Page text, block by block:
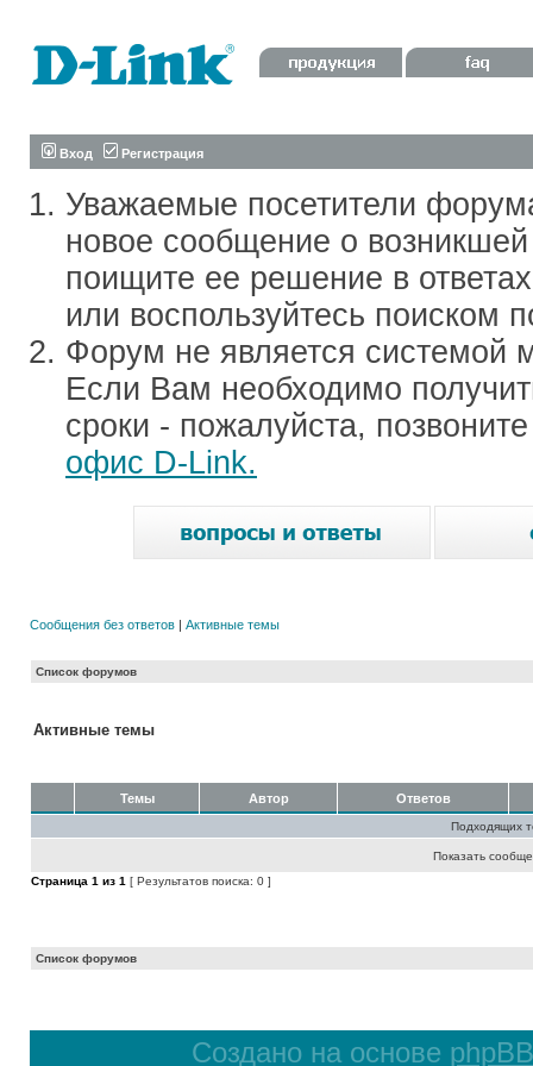
Вход Регистрация
Уважаемые посетители
новое сообщение о
поищите ее решение в
или воспользуйтесь поиском
Форум не является системой
Если Вам необходимо
сроки - пожалуйста,
офис D-Link.
Сообщения без ответов | Активные темы
Список форумов
Активные темы
Темы Автор Ответов
Подходящих
Показать
Страница 1 из 1 [ Результатов поиска: 0 ]
Список форумов
Создано на основе phpBB